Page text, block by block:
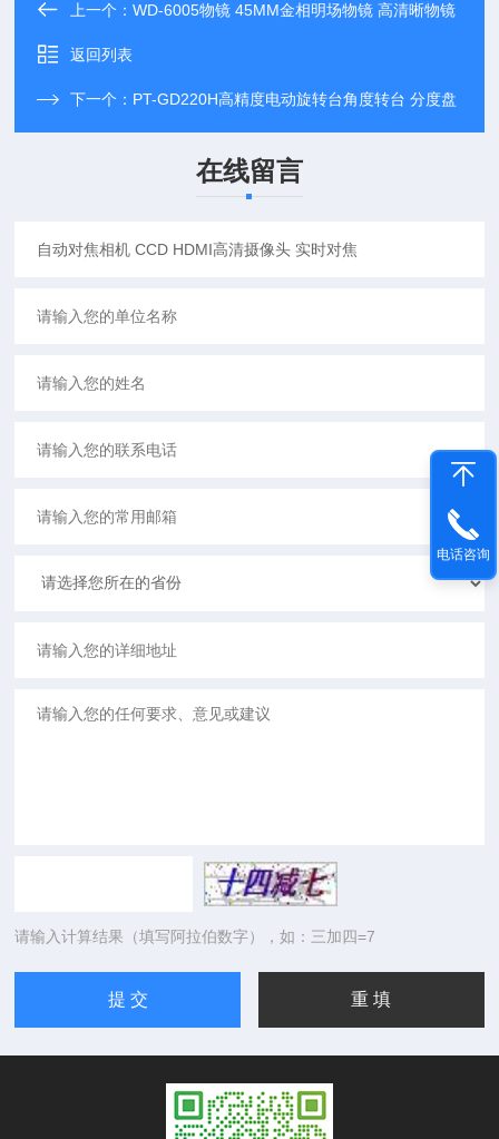
上一个：WD-6005物镜 45MM金相明场物镜 高清晰物镜
返回列表
下一个： PT-GD220H高精度电动旋转台角度转台 分度盘
在线留言
请输入计算结果（填写阿拉伯数字），如：三加四=7
电话咨询